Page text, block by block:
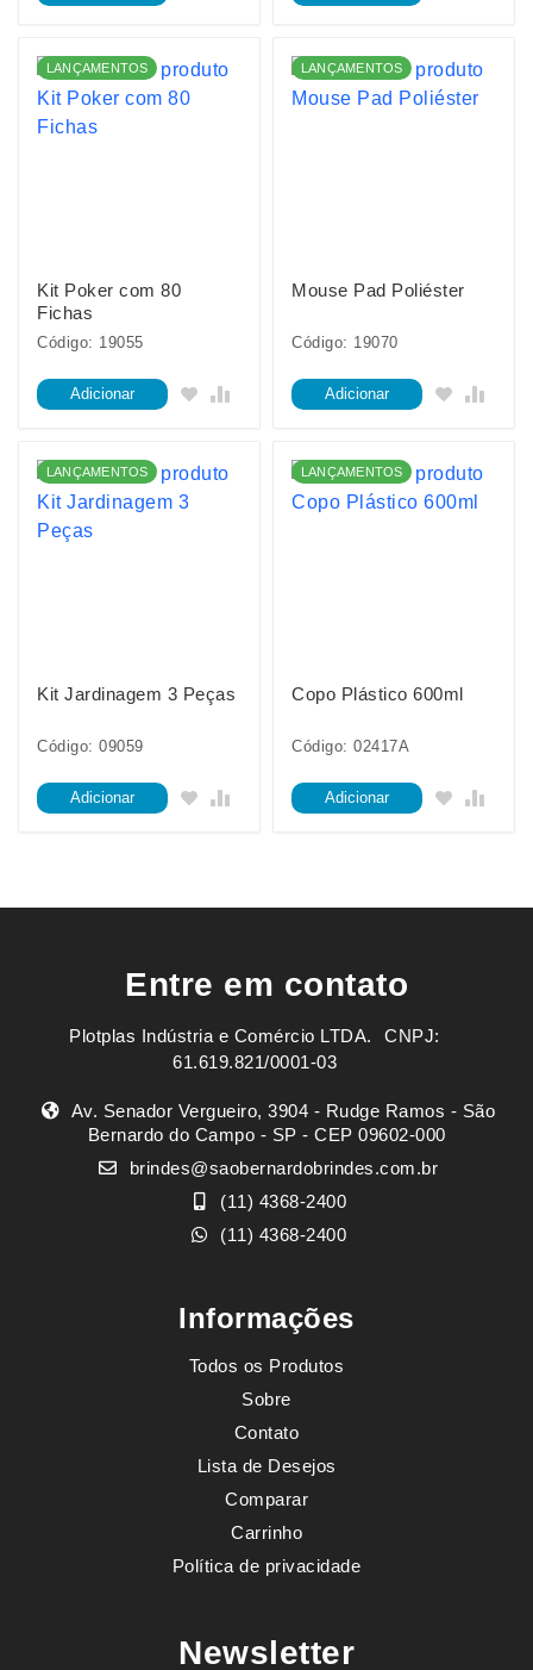
LANÇAMENTOS
Kit Poker com 80
Fichas
Código: 19055
Adicionar
LANÇAMENTOS
Mouse Pad Poliéster
Código: 19070
Adicionar
LANÇAMENTOS
Kit Jardinagem 3 Peças
Código: 09059
Adicionar
LANÇAMENTOS
Copo Plástico 600ml
Código: 02417A
Adicionar
Entre em contato
Plotplas Indústria e Comércio LTDA. ㅤㅤㅤ CNPJ:
61.619.821/0001-03
Av. Senador Vergueiro, 3904 - Rudge Ramos - São
Bernardo do Campo - SP - CEP 09602-000
brindes@saobernardobrindes.com.br
(11) 4368-2400
(11) 4368-2400
Informações
Todos os Produtos
Sobre
Contato
Lista de Desejos
Comparar
Carrinho
Política de privacidade
Newsletter